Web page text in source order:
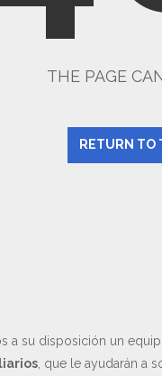
THE PAGE
RETURN TO
a su disposición un
, que le ayudarán a